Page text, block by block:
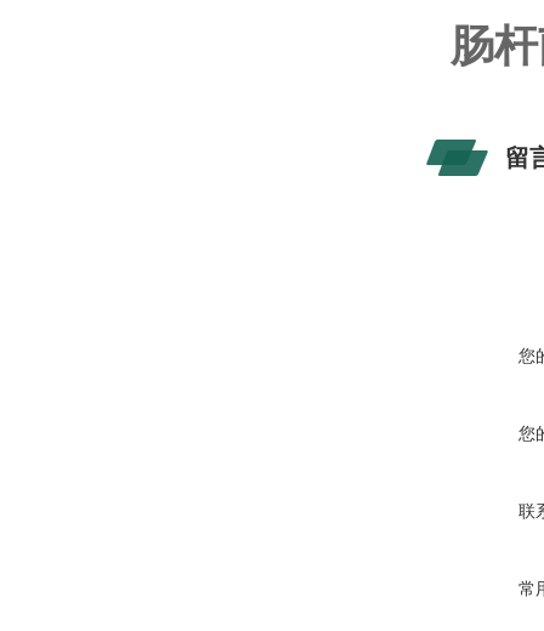
肠
留
您
您
联
常